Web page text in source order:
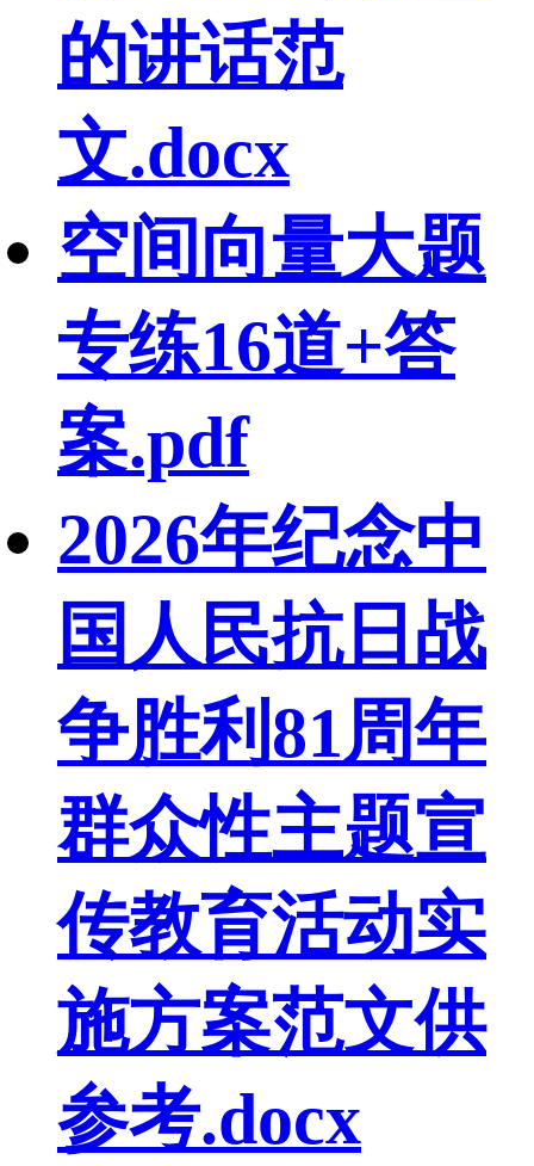
的讲话范
文.docx
空间向量大题
专练16道+答
案.pdf
2026年纪念中
国人民抗日战
争胜利81周年
群众性主题宣
传教育活动实
施方案范文供
参考.docx